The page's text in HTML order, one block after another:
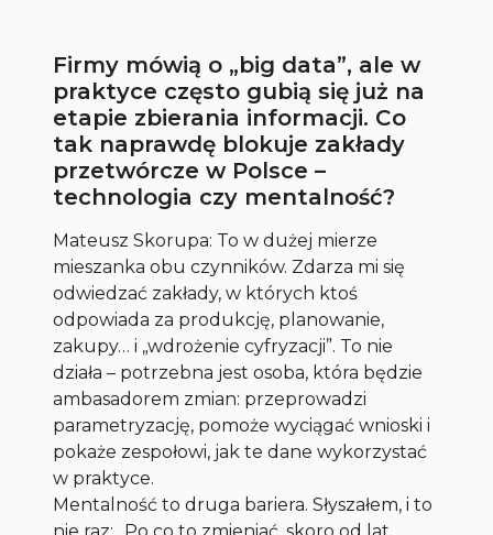
Firmy mówią o „big data”, ale w
praktyce często gubią się już na
etapie zbierania informacji. Co
tak naprawdę blokuje zakłady
przetwórcze w Polsce –
technologia czy mentalność?
Mateusz Skorupa: To w dużej mierze
mieszanka obu czynników. Zdarza mi się
odwiedzać zakłady, w których ktoś
odpowiada za produkcję, planowanie,
zakupy… i „wdrożenie cyfryzacji”. To nie
działa – potrzebna jest osoba, która będzie
ambasadorem zmian: przeprowadzi
parametryzację, pomoże wyciągać wnioski i
pokaże zespołowi, jak te dane wykorzystać
w praktyce.
Mentalność to druga bariera. Słyszałem, i to